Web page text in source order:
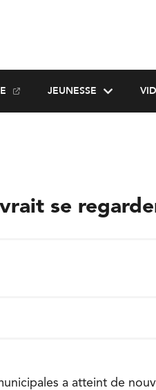
JEUNESSE
se
a atteint de